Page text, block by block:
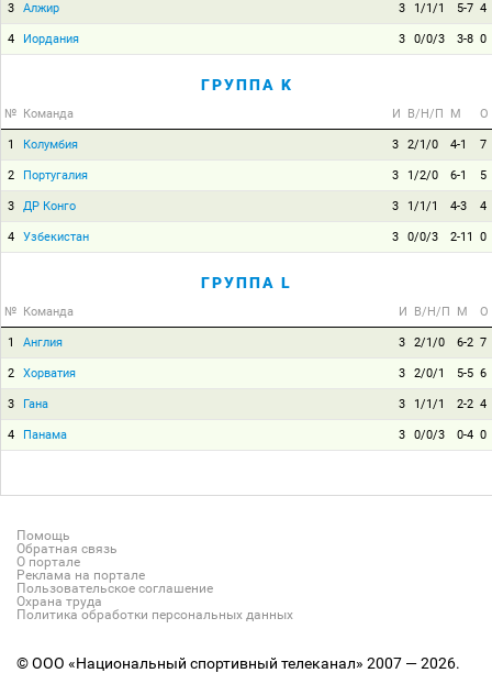
3 Алжир 3 1/1/1 5-7 4
4 Иордания 3 0/0/3 3-8 0
ГРУППА K
№ Команда И В/Н/П М О
1 Колумбия 3 2/1/0 4-1 7
2 Португалия 3 1/2/0 6-1 5
3 ДР Конго 3 1/1/1 4-3 4
4 Узбекистан 3 0/0/3 2-11 0
ГРУППА L
№ Команда И В/Н/П М О
1 Англия 3 2/1/0 6-2 7
2 Хорватия 3 2/0/1 5-5 6
3 Гана 3 1/1/1 2-2 4
4 Панама 3 0/0/3 0-4 0
Помощь
Обратная связь
О портале
Реклама на портале
Пользовательское соглашение
Охрана труда
Политика обработки персональных данных
© ООО «Национальный спортивный телеканал» 2007 — 2026.